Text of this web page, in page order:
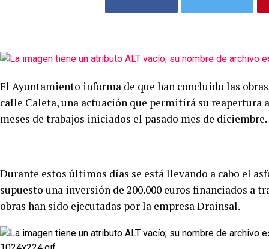
El Ayuntamiento informa de que han concluido las
calle Caleta, una actuación que permitirá su
meses de trabajos iniciados el pasado mes de diciembre.
Durante estos últimos días se está llevando a cabo el
supuesto una inversión de 200.000 euros financiados a
obras han sido ejecutadas por la empresa Drainsal.